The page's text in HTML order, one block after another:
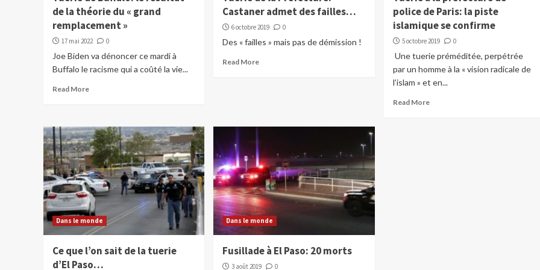
de la théorie du « grand
remplacement »
17 mai 2022 0
Joe Biden va dénoncer ce mardi à
Buffalo le racisme qui a coûté la vie...
Read More
Castaner admet des failles…
6 octobre 2019 0
Des « failles » mais pas de démission !
Read More
police de Paris: la piste
islamique se confirme
5 octobre 2019 0
Une tuerie préméditée, perpétrée
par un homme à la « vision radicale de
l’islam » et en...
Read More
Dans le monde
Ce que l’on sait de la tuerie
d’El Paso…
Dans le monde
Fusillade à El Paso: 20 morts
3 août 2019 0